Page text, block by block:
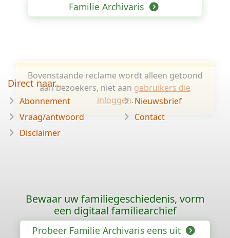
Familie Archivaris
Bovenstaande reclame wordt alleen getoond
aan bezoekers, niet aan gebruikers die
inloggen.
Direct naar...
Abonnement
Vraag/antwoord
Disclaimer
Nieuwsbrief
Contact
Bewaar uw familiegeschiedenis, vorm
een digitaal familiearchief
Probeer Familie Archivaris eens uit